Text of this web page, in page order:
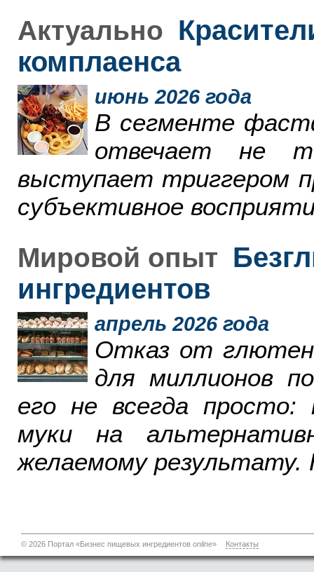
Актуально
комплаенса
июнь 2026 года
В сегменте
отвечает не
выступает триггером
субъективное
Мировой опыт
ингредиентов
апрель 2026 года
Отказ от
для миллионов
его не всегда просто:
муки на
желаемому результату.
© 2026 Портал «Бизнес пищевых ингредиентов online» Контакты